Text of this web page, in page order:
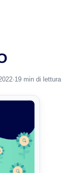
·19 min di lettura